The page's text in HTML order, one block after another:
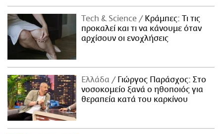
Τech & Science
Κράμπες: Τι τις
προκαλεί και τι να κάνουμε όταν
αρχίσουν οι ενοχλήσεις
Ελλάδα
Γιώργος Παράσχος: Στο
νοσοκομείο ξανά ο ηθοποιός για
θεραπεία κατά του καρκίνου